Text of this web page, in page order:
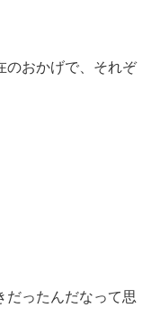
のおかげで、それぞ
だったんだなって思